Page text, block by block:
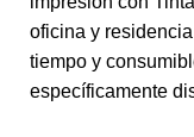
oficina y
tiempo y
específicamente